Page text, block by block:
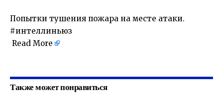
Попытки тушения пожара на месте атаки.
#интеллиньюз
Read More
Также может понравиться